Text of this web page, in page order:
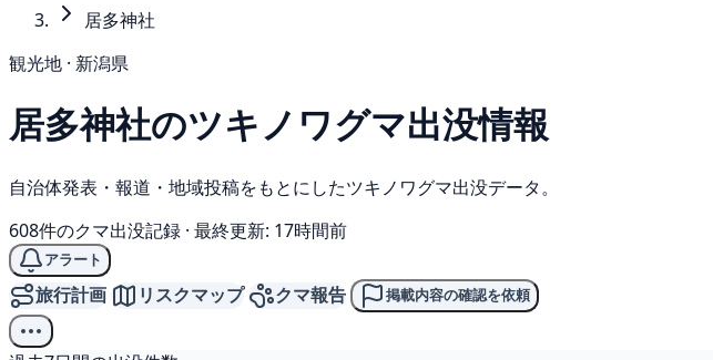
居多神社
観光地 · 新潟県
居多神社のツキノワグマ出没情報
自治体発表・報道・地域投稿をもとにしたツキノワグマ出没データ。
608件のクマ出没記録 · 最終更新: 17時間前
アラート
旅行計画 リスクマップ クマ報告 掲載内容の確認を依頼